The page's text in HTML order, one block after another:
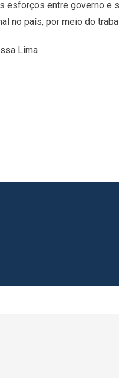
esforços entre governo e
no país, por meio do
Lima